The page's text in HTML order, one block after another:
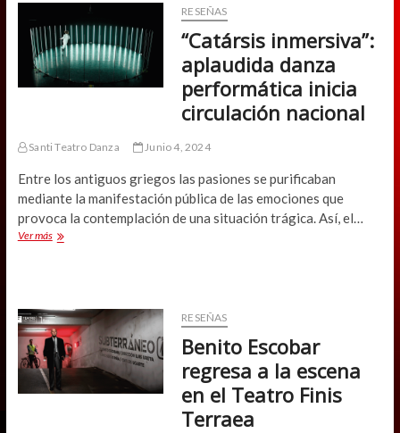
con
aplaudida
obra
RESEÑAS
“Catársis inmersiva”:
aplaudida danza
performática inicia
circulación nacional
Santi Teatro Danza Junio 4, 2024
Entre los antiguos griegos las pasiones se purificaban
mediante la manifestación pública de las emociones que
provoca la contemplación de una situación trágica. Así, el…
Ver más“Catársis
inicia
circulación
nacional
RESEÑAS
Benito Escobar
regresa a la escena
en el Teatro Finis
Terraea